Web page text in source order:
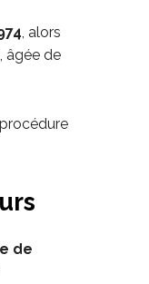
, alors
, âgée de
de